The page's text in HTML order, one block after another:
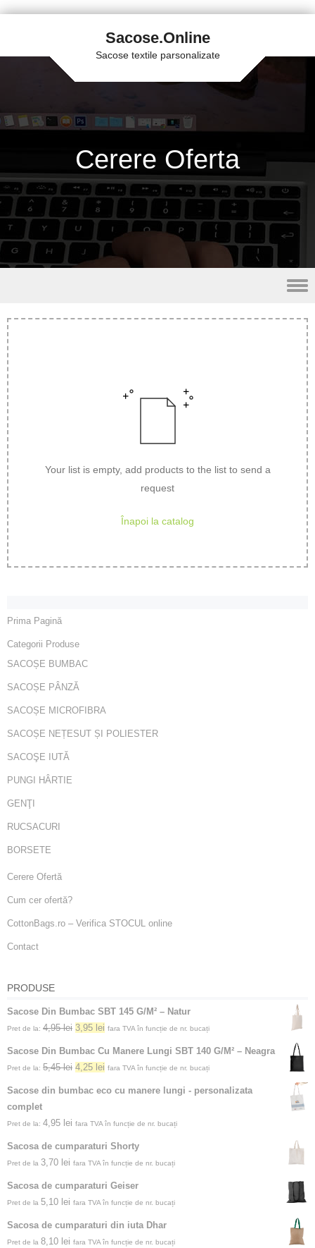
Sacose.Online
Sacose textile parsonalizate
Cerere Oferta
Your list is empty, add products to the list to send a
request
Înapoi la catalog
Prima Pagină
Categorii Produse
SACOȘE BUMBAC
SACOȘE PÂNZĂ
SACOȘE MICROFIBRA
SACOȘE NEȚESUT ȘI POLIESTER
SACOŞE IUTĂ
PUNGI HÂRTIE
GENŢI
RUCSACURI
BORSETE
Cerere Ofertă
Cum cer ofertă?
CottonBags.ro – Verifica STOCUL online
Contact
PRODUSE
Sacose Din Bumbac SBT 145 G/M² – Natur
Pret de la: 4,95lei 3,95 lei fara TVA în funcție de nr. bucați
Sacose Din Bumbac Cu Manere Lungi SBT 140 G/M² – Neagra
Pret de la: 5,45lei 4,25 lei fara TVA în funcție de nr. bucați
Sacose din bumbac eco cu manere lungi - personalizata
complet
Pret de la: 4,95 lei fara TVA în funcție de nr. bucați
Sacosa de cumparaturi Shorty
Pret de la 3,70 lei fara TVA în funcție de nr. bucați
Sacosa de cumparaturi Geiser
Pret de la 5,10 lei fara TVA în funcție de nr. bucați
Sacosa de cumparaturi din iuta Dhar
Pret de la 8,10 lei fara TVA în funcție de nr. bucați